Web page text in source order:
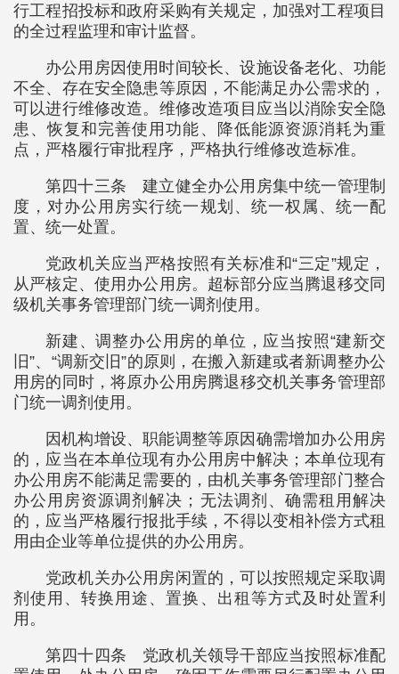
行工程招投标和政府采购有关规定，加强对工程项目
的全过程监理和审计监督。
办公用房因使用时间较长、设施设备老化、功能
不全、存在安全隐患等原因，不能满足办公需求的，
可以进行维修改造。维修改造项目应当以消除安全隐
患、恢复和完善使用功能、降低能源资源消耗为重
点，严格履行审批程序，严格执行维修改造标准。
第四十三条 建立健全办公用房集中统一管理制
度，对办公用房实行统一规划、统一权属、统一配
置、统一处置。
党政机关应当严格按照有关标准和“三定”规定，
从严核定、使用办公用房。超标部分应当腾退移交同
级机关事务管理部门统一调剂使用。
新建、调整办公用房的单位，应当按照“建新交
旧”、“调新交旧”的原则，在搬入新建或者新调整办公
用房的同时，将原办公用房腾退移交机关事务管理部
门统一调剂使用。
因机构增设、职能调整等原因确需增加办公用房
的，应当在本单位现有办公用房中解决；本单位现有
办公用房不能满足需要的，由机关事务管理部门整合
办公用房资源调剂解决；无法调剂、确需租用解决
的，应当严格履行报批手续，不得以变相补偿方式租
用由企业等单位提供的办公用房。
党政机关办公用房闲置的，可以按照规定采取调
剂使用、转换用途、置换、出租等方式及时处置利
用。
第四十四条 党政机关领导干部应当按照标准配